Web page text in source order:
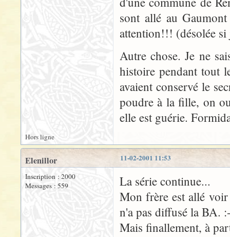
sont allé au
attention!!! (désolée si
Autre chose. Je ne
histoire pendant tout
avaient conservé le
poudre à la fille, on
elle est guérie.
Hors ligne
11-02-2001 11:53
Elenillor
Inscription : 2000
Messages : 559
La série continue...
Mon frère est allé
n'a pas diffusé la BA.
Mais finallement, à